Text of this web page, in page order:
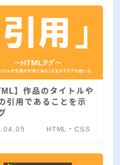
鳥」初撮り
】作品のタイトルや
引用であることを示
HTML・CSS